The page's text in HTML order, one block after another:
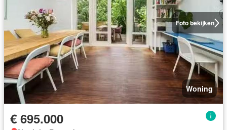
Foto bekijken
Woning
€ 695.000